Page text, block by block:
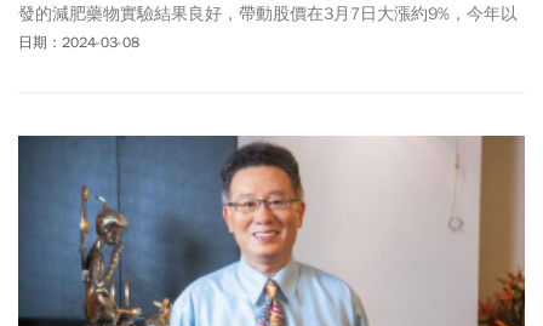
發的減肥藥物實驗結果良好，帶動股價在3月7日大漲約9%，今年以
來股價更是已經上漲約33%，讓市場看到由減肥藥商機帶動的成長動
日期：2024-03-08